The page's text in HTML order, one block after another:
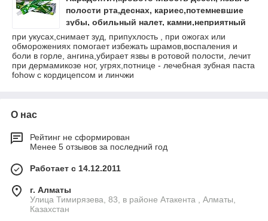
полости рта,деснах, кариес,потемневшие
зубы, обильный налет, камни,неприятный
запах - экстренная помощь лечебная зубная
паста fohow
при укусах,снимает зуд, припухлость , при ожогах или
обморожениях помогает избежать шрамов,воспаления и
боли в горле, ангина,убирает язвы в ротовой полости, лечит
при дермамикозе ног, угрях,потнице - лечебная зубная паста
fohow с кордицепсом и линчжи
О нас
Рейтинг не сформирован
Менее 5 отзывов за последний год
Работает с 14.12.2011
г. Алматы
Улица Тимирязева, 83, в районе Атакента , Алматы,
Казахстан